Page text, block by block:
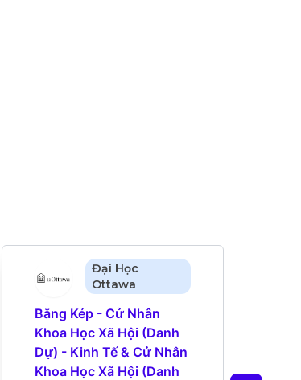
Đại Học
Ottawa
Bằng Kép - Cử Nhân
Khoa Học Xã Hội (Danh
Dự) - Kinh Tế & Cử Nhân
Khoa Học Xã Hội (Danh